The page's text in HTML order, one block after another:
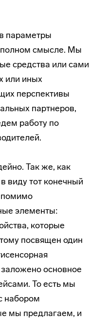
параметры
полном смысле. Мы
средства или сами
или иных
перспективы
партнеров,
работу по
Так же, как
виду тот конечный
помимо
элементы:
которые
посвящен один
основное
То есть мы
набором
мы предлагаем, и